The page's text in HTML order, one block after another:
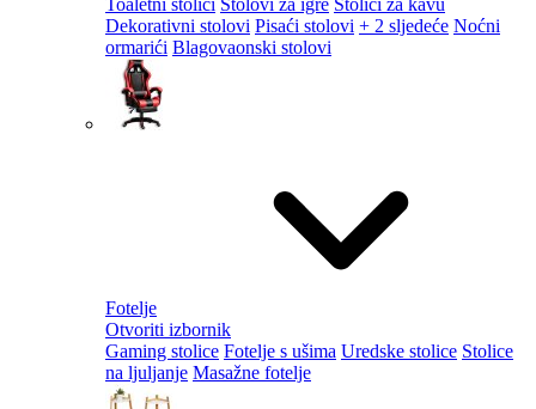
Toaletni stolići Stolovi za igre Stolići za kavu
Dekorativni stolovi Pisaći stolovi + 2 sljedeće Noćni
ormarići Blagovaonski stolovi
Fotelje
Otvoriti izbornik
Gaming stolice Fotelje s ušima Uredske stolice Stolice
na ljuljanje Masažne fotelje